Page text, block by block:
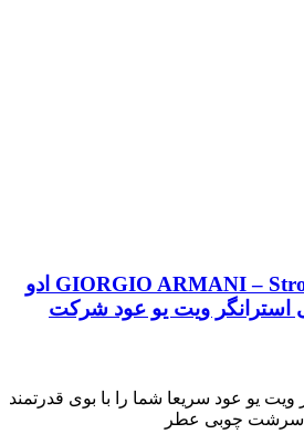
GIORGIO ARMANI – Stronger With You Oud ادو
استرانگر ویت یو عود شرکت
ویت یو عود سریعا شما را با بوی قدرتمند
سرشت چوبی عطر